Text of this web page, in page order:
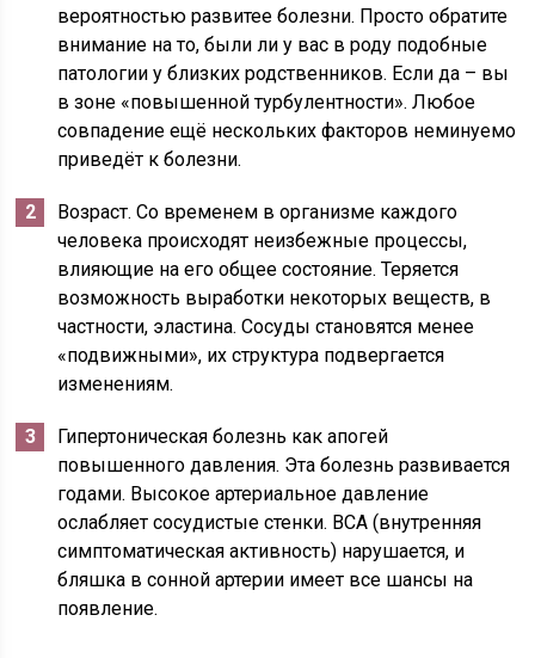
вероятностью развитее болезни. Просто обратите
внимание на то, были ли у вас в роду подобные
патологии у близких родственников. Если да – вы
в зоне «повышенной турбулентности». Любое
совпадение ещё нескольких факторов неминуемо
приведёт к болезни.
Возраст. Со временем в организме каждого
человека происходят неизбежные процессы,
влияющие на его общее состояние. Теряется
возможность выработки некоторых веществ, в
частности, эластина. Сосуды становятся менее
«подвижными», их структура подвергается
изменениям.
Гипертоническая болезнь как апогей
повышенного давления. Эта болезнь развивается
годами. Высокое артериальное давление
ослабляет сосудистые стенки. ВСА (внутренняя
симптоматическая активность) нарушается, и
бляшка в сонной артерии имеет все шансы на
появление.